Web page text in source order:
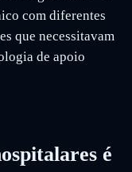
com diferentes
que necessitavam
de apoio
é